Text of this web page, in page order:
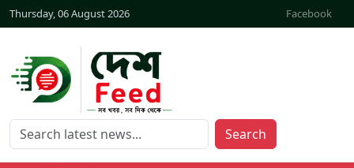
Thursday, 06 August 2026 Facebook
Search